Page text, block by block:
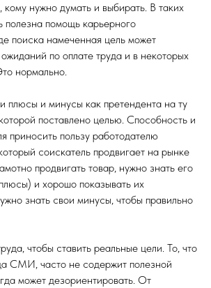
кому нужно думать и выбирать. В таких
полезна помощь карьерного
поиска намеченная цель может
ожиданий по оплате труда и в некоторых
нормально.
плюсы и минусы как претендента на ту
поставлено целью. Способность и
приносить пользу работодателю
соискатель продвигает на рынке
продвигать товар, нужно знать его
и хорошо показывать их
знать свои минусы, чтобы правильно
чтобы ставить реальные цели. То, что
СМИ, часто не содержит полезной
может дезориентировать. От